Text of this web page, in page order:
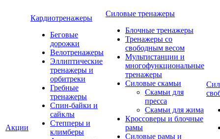
Акции
Кардиотренажеры
Беговые
дорожки
Велотренажеры
Эллиптические
тренажеры и
орбитреки
Гребные
тренажеры
Спин-байки и
сайклы
Степперы и
климберы
Силовые тренажеры
Блочные тренажеры
Тренажеры со
свободным весом
Мультистанции и
многофункциональные
тренажеры
Силовые скамьи
Скамьи для
пресса
Скамьи для жима
Кроссоверы и блочные
рамы
Силовые рамы и